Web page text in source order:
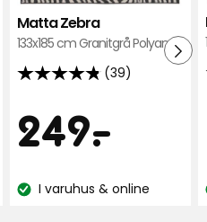
Matta Zebra
133x185 cm Granitgrå Polyamid
(39)
4.8
5
stjärnor
på
Pris
249-
.
kr
Lagersaldo:
I varuhus & online